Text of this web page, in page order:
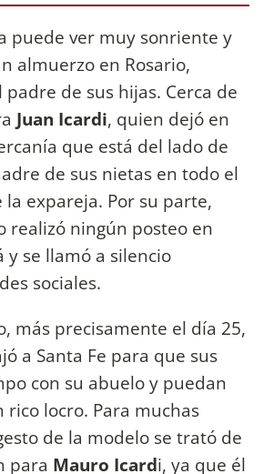
puede ver muy sonriente y
almuerzo en Rosario,
de sus hijas. Cerca de
Juan Icardi, quien dejó en
que está del lado de
de sus nietas en todo el
expareja. Por su parte,
realizó ningún posteo en
y se llamó a silencio
sociales.
más precisamente el día 25,
a Santa Fe para que sus
con su abuelo y puedan
locro. Para muchas
de la modelo se trató de
para Mauro Icardi, ya que él